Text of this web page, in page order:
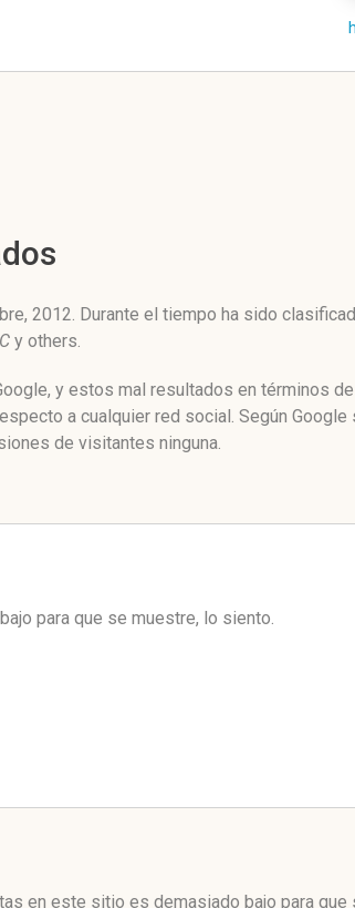
2012. Durante el tiempo ha sido
y others.
y estos mal resultados en términos
a cualquier red social. Según
de visitantes ninguna.
para que se muestre, lo siento.
en este sitio es demasiado bajo para que